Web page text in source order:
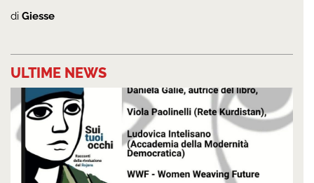
di Giesse
ULTIME NEWS